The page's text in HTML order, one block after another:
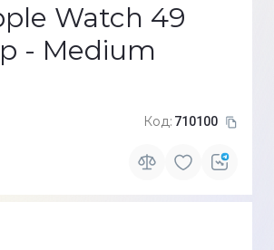
Watch 49
- Medium
Код: 710100